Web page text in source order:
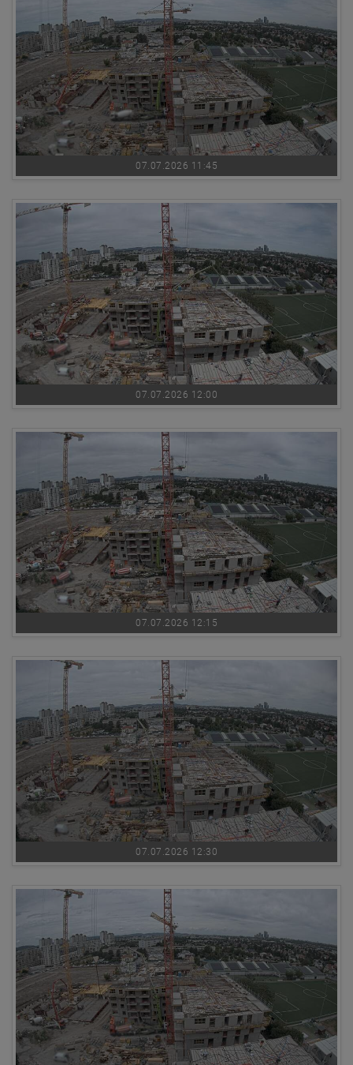
07.07.2026 11:45
07.07.2026 12:00
07.07.2026 12:15
07.07.2026 12:30